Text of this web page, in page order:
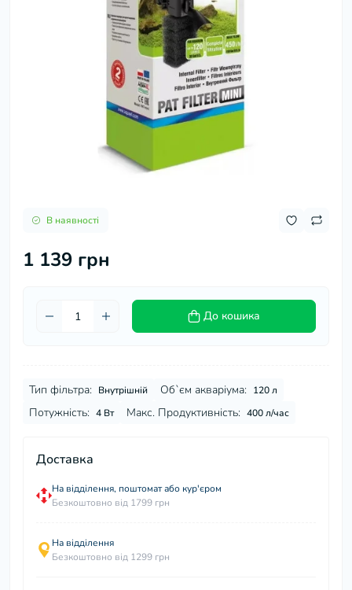
В наявності
1 139 грн
До кошика
Тип фільтра: Внутрішній Об`єм акваріума: 120 л
Потужність: 4 Вт Макс. Продуктивність: 400 л/час
Доставка
На відділення, поштомат або кур'єром
Безкоштовно від 1799 грн
На відділення
Безкоштовно від 1299 грн